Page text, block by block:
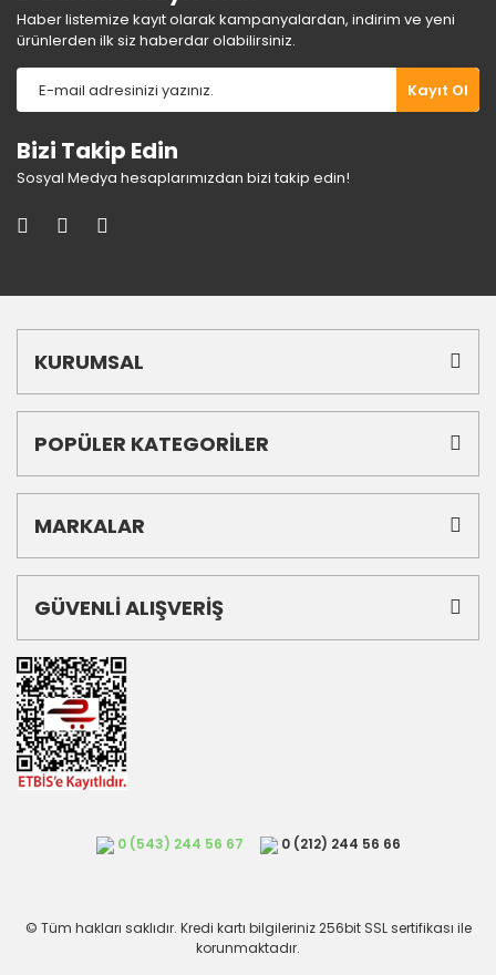
Haber listemize kayıt olarak kampanyalardan, indirim ve yeni
ürünlerden ilk siz haberdar olabilirsiniz.
Kayıt Ol
Bizi Takip Edin
Sosyal Medya hesaplarımızdan bizi takip edin!
KURUMSAL
POPÜLER KATEGORİLER
MARKALAR
GÜVENLİ ALIŞVERİŞ
0 (543) 244 56 67 0 (212) 244 56 66
© Tüm hakları saklıdır. Kredi kartı bilgileriniz 256bit SSL sertifikası ile
korunmaktadır.